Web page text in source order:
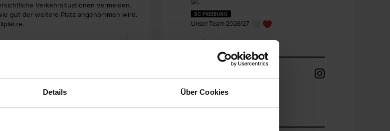
Details Über Cookies
Verkehrsituationen vermeiden.
gut der weitere Platz angenommen wird.
SC FREIBURG
Unser Team 2026/27
#scf #scfreiburg